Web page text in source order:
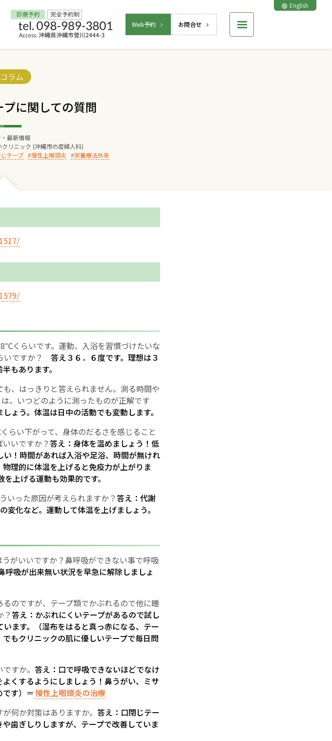
Web予約 お問合せ
English
ラム
に関しての質問
最新情報
クリニック (沖縄市の産婦人科)
テープ 慢性上咽頭炎 栄養療法外来
くらいです。運動、入浴を習慣づけたいな
いですか？ 答え３６．６度です。理想は３
もあります。
、はっきりと答えられません。測る時間や
、いつどのように測ったものが正解です
ょう。体温は日中の活動でも変動します。
い下がって、身体のだるさを感じること
いですか？ 答え：身体を温めましょう！低
！時間があれば入浴や足浴、時間が無けれ
理的に体温を上げると免疫力が上がりま
を上げる運動も効果的です。
いった原因が考えられますか？ 答え：代謝
化など。運動して体温を上げましょう。
がいいですか？鼻呼吸ができない事で呼吸
呼吸が出来無い状況を早急に解除しましょ
るのですが、テープ類でかぶれるので他に睡
？ 答え：かぶれにくいテープがあるので試し
ます。（湿布をはると真っ赤になる、テー
もクリニックの肌に優しいテープで毎日問
すか。 答え：口で呼吸できないほどでなけ
くするようにしましょう！鼻うがい、ミサ
す）＝慢性上咽頭炎の治療
何か対策はありますか。 答え：口閉じテー
歯ぎしりしますが、テープで改善していま
ごあいさつ
クの経営理念
料金
健診
いて
びつき支援
育児
診療内容
ざまな講座・クラス
出産を希望される方へ
フィール
Page